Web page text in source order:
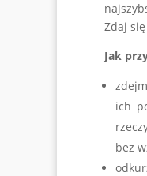
Zdaj
Jak
ich
bez